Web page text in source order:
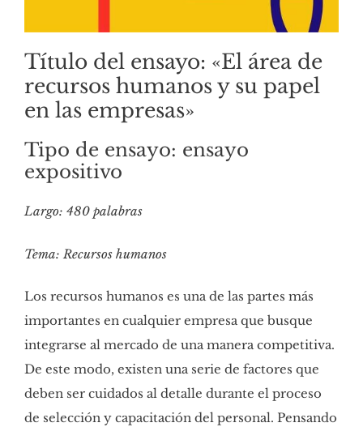
Título del ensayo: «El área de
recursos humanos y su papel
en las empresas»
Tipo de ensayo: ensayo
expositivo
Largo: 480 palabras
Tema: Recursos humanos
Los recursos humanos es una de las partes más
importantes en cualquier empresa que busque
integrarse al mercado de una manera competitiva.
De este modo, existen una serie de factores que
deben ser cuidados al detalle durante el proceso
de selección y capacitación del personal. Pensando